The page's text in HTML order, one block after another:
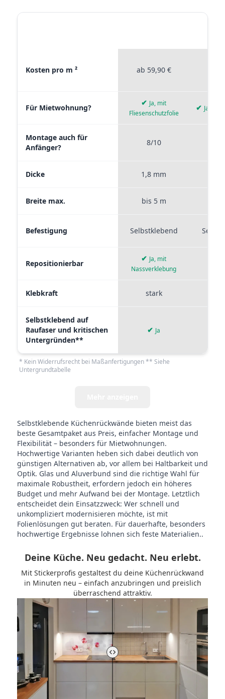
Kosten pro m ² ab 59,90 €
Für Mietwohnung?
✔ Ja, mit
Fliesenschutzfolie
✔ Ja,
Montage auch für
Anfänger?
8/10
Dicke 1,8 mm
Breite max. bis 5 m
Befestigung Selbstklebend
Repositionierbar
✔ Ja, mit
Nassverklebung
Klebkraft stark
Selbstklebend auf
Raufaser und kritischen
Untergründen**
✔ Ja
* Kein Widerrufsrecht bei Maßanfertigungen ** Siehe
Untergrundtabelle
Selbstklebende Küchenrückwände bieten meist das
beste Gesamtpaket aus Preis, einfacher Montage und
Flexibilität – besonders für Mietwohnungen.
Hochwertige Varianten heben sich dabei deutlich von
günstigen Alternativen ab, vor allem bei Haltbarkeit und
Optik. Glas und Aluverbund sind die richtige Wahl für
maximale Robustheit, erfordern jedoch ein höheres
Budget und mehr Aufwand bei der Montage. Letztlich
entscheidet dein Einsatzzweck: Wer schnell und
unkompliziert modernisieren möchte, ist mit
Folienlösungen gut beraten. Für dauerhafte, besonders
hochwertige Ergebnisse lohnen sich feste Materialien..
Deine Küche. Neu gedacht. Neu erlebt.
Mit Stickerprofis gestaltest du deine Küchenrückwand
in Minuten neu – einfach anzubringen und preislich
überraschend attraktiv.